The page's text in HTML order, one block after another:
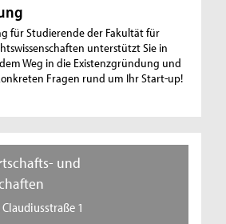
für Studierende der Fakultät für
unterstützt Sie in
Weg in die Existenzgründung und
Fragen rund um Ihr Start-up!
und
1